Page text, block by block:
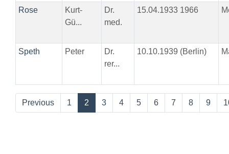
Rose
Kurt-
Gü...
Dr.
med.
15.04.1933 1966
Speth Peter
Dr.
rer...
10.10.1939 (Berlin)
Previous 1 2 3 4 5 6 7 8 9